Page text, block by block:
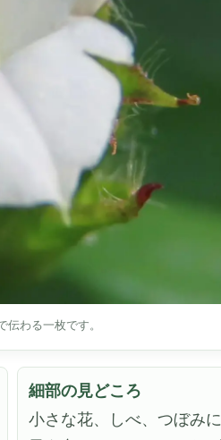
わる一枚です。
細部の見どころ
小さな花、しべ、つぼみに